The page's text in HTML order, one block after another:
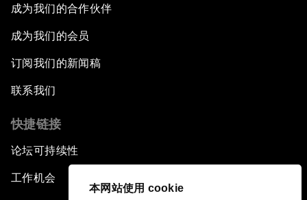
本网站使用 cookie
成为我们的合作伙伴
成为我们的会员
订阅我们的新闻稿
联系我们
快捷链接
论坛可持续性
工作机会